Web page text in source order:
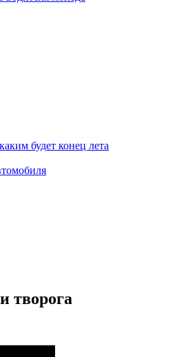
будет конец лета
творога